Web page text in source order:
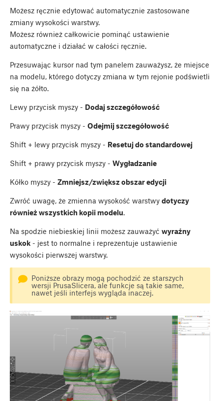
Możesz ręcznie edytować automatycznie zastosowane
zmiany wysokości warstwy.
Możesz również całkowicie pominąć ustawienie
automatyczne i działać w całości ręcznie.
Przesuwając kursor nad tym panelem zauważysz, że miejsce
na modelu, którego dotyczy zmiana w tym rejonie podświetli
się na żółto.
Lewy przycisk myszy - Dodaj szczegółowość
Prawy przycisk myszy - Odejmij szczegółowość
Shift + lewy przycisk myszy - Resetuj do standardowej
Shift + prawy przycisk myszy - Wygładzanie
Kółko myszy - Zmniejsz/zwiększ obszar edycji
Zwróć uwagę, że zmienna wysokość warstwy dotyczy
również wszystkich kopii modelu.
Na spodzie niebieskiej linii możesz zauważyć wyraźny
uskok - jest to normalne i reprezentuje ustawienie
wysokości pierwszej warstwy.
Poniższe obrazy mogą pochodzić ze starszych
wersji PrusaSlicera, ale funkcje są takie same,
nawet jeśli interfejs wygląda inaczej.